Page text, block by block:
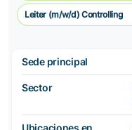
Leiter (m/w/d) Controlling
Sede principal
Sector